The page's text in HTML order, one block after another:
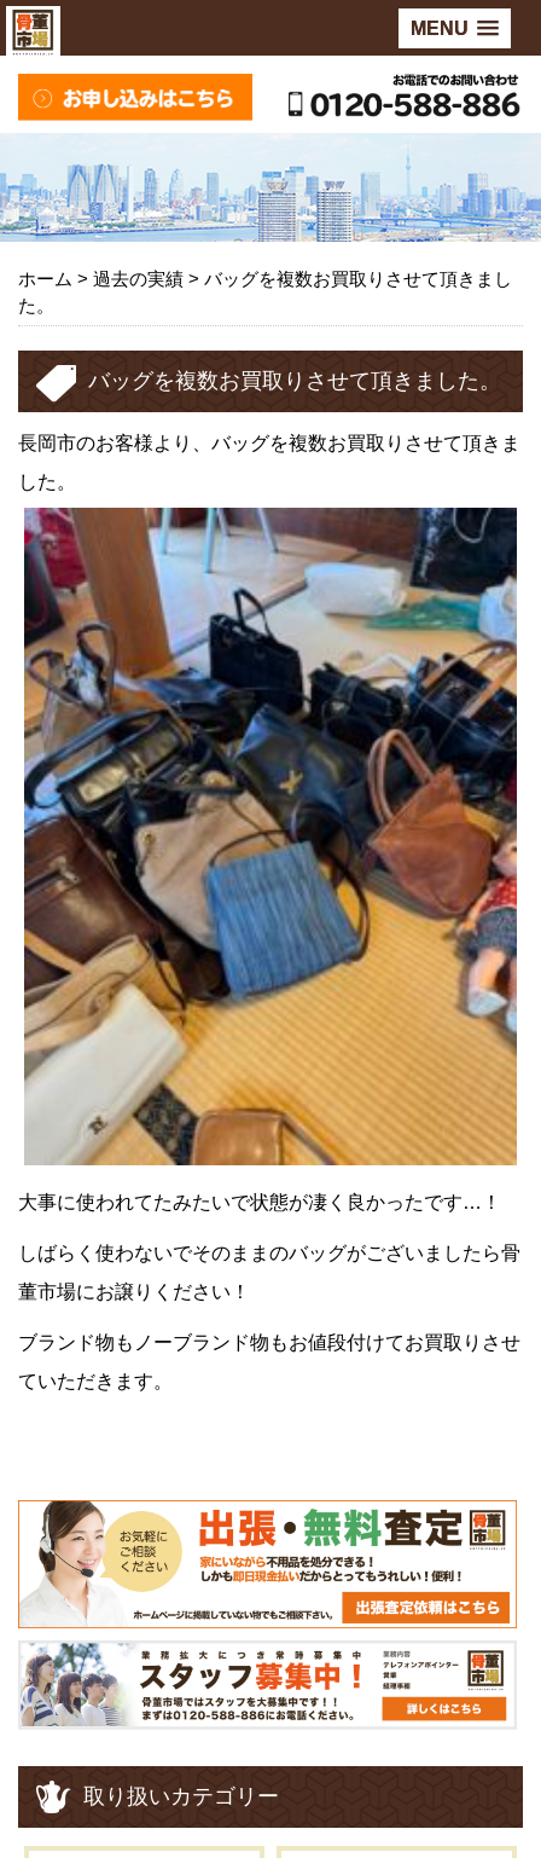
MENU
ホーム > 過去の実績 > バッグを複数お買取りさせて頂きまし
た。
バッグを複数お買取りさせて頂きました。
長岡市のお客様より、バッグを複数お買取りさせて頂きま
した。
大事に使われてたみたいで状態が凄く良かったです…！
しばらく使わないでそのままのバッグがございましたら骨
董市場にお譲りください！
ブランド物もノーブランド物もお値段付けてお買取りさせ
ていただきます。
取り扱いカテゴリー